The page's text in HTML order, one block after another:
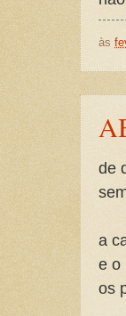
às
de
a
e o
os